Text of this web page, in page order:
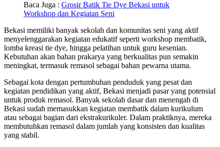
Baca Juga : Grosir Batik Tie Dye Bekasi untuk
Workshop dan Kegiatan Seni
Bekasi memiliki banyak sekolah dan komunitas seni yang aktif
menyelenggarakan kegiatan edukatif seperti workshop membatik,
lomba kreasi tie dye, hingga pelatihan untuk guru kesenian.
Kebutuhan akan bahan prakarya yang berkualitas pun semakin
meningkat, termasuk remasol sebagai bahan pewarna utama.
Sebagai kota dengan pertumbuhan penduduk yang pesat dan
kegiatan pendidikan yang aktif, Bekasi menjadi pasar yang potensial
untuk produk remasol. Banyak sekolah dasar dan menengah di
Bekasi sudah memasukkan kegiatan membatik dalam kurikulum
atau sebagai bagian dari ekstrakurikuler. Dalam praktiknya, mereka
membutuhkan remasol dalam jumlah yang konsisten dan kualitas
yang stabil.